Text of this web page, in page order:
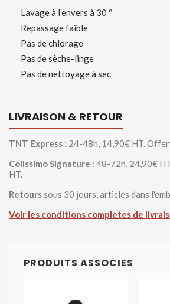
Lavage à l’envers à 30 °
Repassage faible
Pas de chlorage
Pas de sèche-linge
Pas de nettoyage à sec
LIVRAISON & RETOUR
TNT Express : 24-48h, 14,90€ HT.
Colissimo Signature : 48-72h, 24,90€
HT.
Retourssous 30 jours, articles dans
Voir les conditions completes de
PRODUITS ASSOCIES